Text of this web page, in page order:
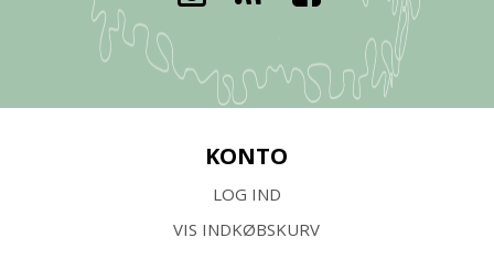
KONTO
LOG IND
VIS INDKØBSKURV